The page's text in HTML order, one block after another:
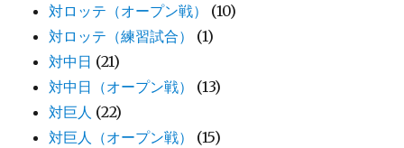
対ロッテ（オープン戦）
(10)
対ロッテ（練習試合）
(1)
対中日 (21)
対中日（オープン戦）
(13)
対巨人 (22)
対巨人（オープン戦）
(15)